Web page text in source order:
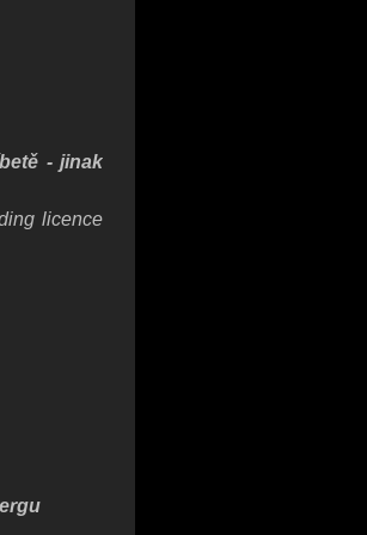
- jinak
licence